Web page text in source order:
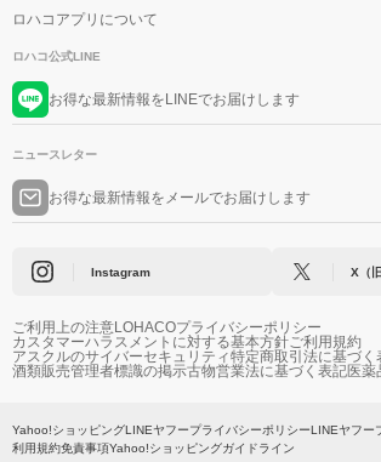
ロハコアプリについて
ロハコ公式LINE
お得な最新情報をLINEでお届けします
ニュースレター
お得な最新情報をメールでお届けします
Instagram X（
ご利用上の注意LOHACOプライバシーポリシー
カスタマーハラスメントに対する基本方針ご利用規約
アスクルのサイバーセキュリティ特定商取引法に基づく
酒類販売管理者標識の掲示古物営業法に基づく表記医
Yahoo!ショッピングLINEヤフープライバシーポリシーLINEヤフー
利用規約免責事項Yahoo!ショッピングガイドライン